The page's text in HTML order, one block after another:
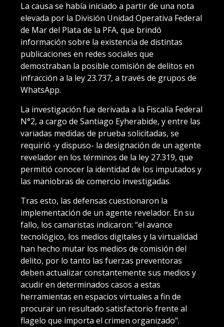
La causa se había iniciado a partir de una nota
elevada por la División Unidad Operativa Federal
de Mar del Plata de la PFA, que brindó
información sobre la existencia de distintas
publicaciones en redes sociales que
demostraban la posible comisión de delitos en
infracción a la ley 23.737, a través de grupos de
WhatsApp.
La investigación fue derivada a la Fiscalía Federal
N°2, a cargo de Santiago Eyherabide, y entre las
variadas medidas de prueba solicitadas, se
requirió -y dispuso- la designación de un agente
revelador en los términos de la ley 27.319, que
permitió conocer la identidad de los imputados y
las maniobras de comercio investigadas.
Tras esto, las defensas cuestionaron la
implementación de un agente revelador. En su
fallo, los camaristas indicaron: “el avance
tecnológico, los medios digitales y la virtualidad
han hecho mutar los medios de comisión del
delito, por lo tanto las fuerzas preventoras
deben actualizar constantemente sus medios y
acudir en determinados casos a estas
herramientas en espacios virtuales a fin de
procurar un resultado satisfactorio frente al
flagelo que importa el crimen organizado”.